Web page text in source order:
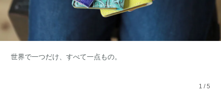
世界で一つだけ、すべて一点もの。
1 /5